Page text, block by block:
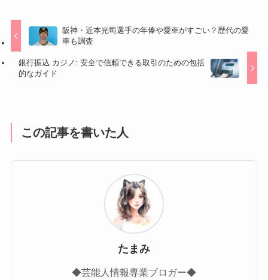
阪神・近本光司選手の年俸や愛車がすごい？歴代の愛
車も調査
銀行振込 カジノ: 安全で信頼できる取引のための包括
的なガイド
この記事を書いた人
たまみ
◆芸能人情報専業ブロガー◆